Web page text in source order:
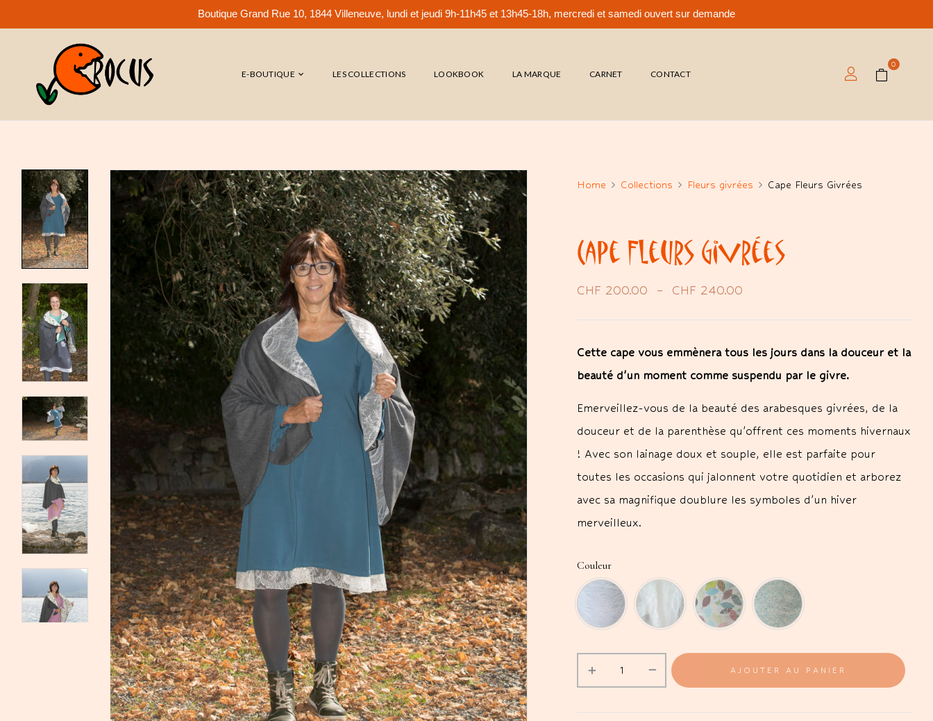
Boutique Grand Rue 10, 1844 Villeneuve, lundi et jeudi 9h-11h45 et 13h45-18h, mercredi et samedi ouvert sur demande
E-BOUTIQUE LES COLLECTIONS LOOKBOOK LA MARQUE CARNET CONTACT
0
Home Collections Fleurs givrées Cape Fleurs Givrées
Cape Fleurs Givrées
CHF 200.00 – CHF 240.00
Cette cape vous emmènera tous les jours dans la douceur et la
beauté d’un moment comme suspendu par le givre.
Emerveillez-vous de la beauté des arabesques givrées, de la
douceur et de la parenthèse qu’offrent ces moments hivernaux
! Avec son lainage doux et souple, elle est parfaite pour
toutes les occasions qui jalonnent votre quotidien et arborez
avec sa magnifique doublure les symboles d’un hiver
merveilleux.
Couleur
AJOUTER AU PANIER